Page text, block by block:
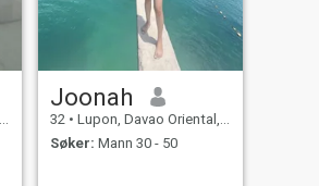
Joonah
32 • Lupon, Davao Oriental, Filippinene
Søker: Mann 30 - 50